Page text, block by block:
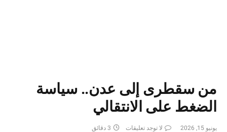
من سقطرى إلى عدن.. سياسة
الضغط على الانتقالي
يونيو 15, 2026 لا توجد تعليقات 3 دقائق